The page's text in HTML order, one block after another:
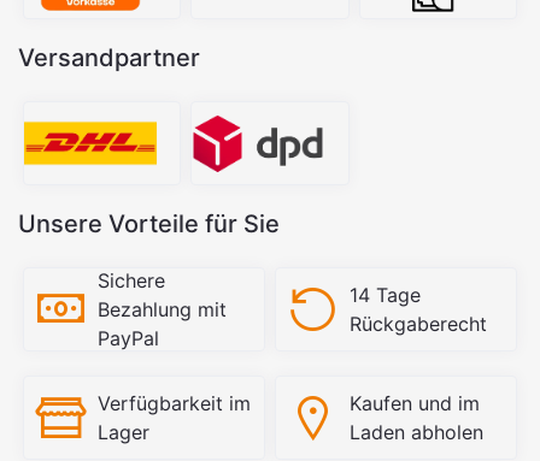
Versandpartner
Unsere Vorteile für Sie
Sichere
Bezahlung mit
PayPal
14 Tage
Rückgaberecht
Verfügbarkeit im
Lager
Kaufen und im
Laden abholen